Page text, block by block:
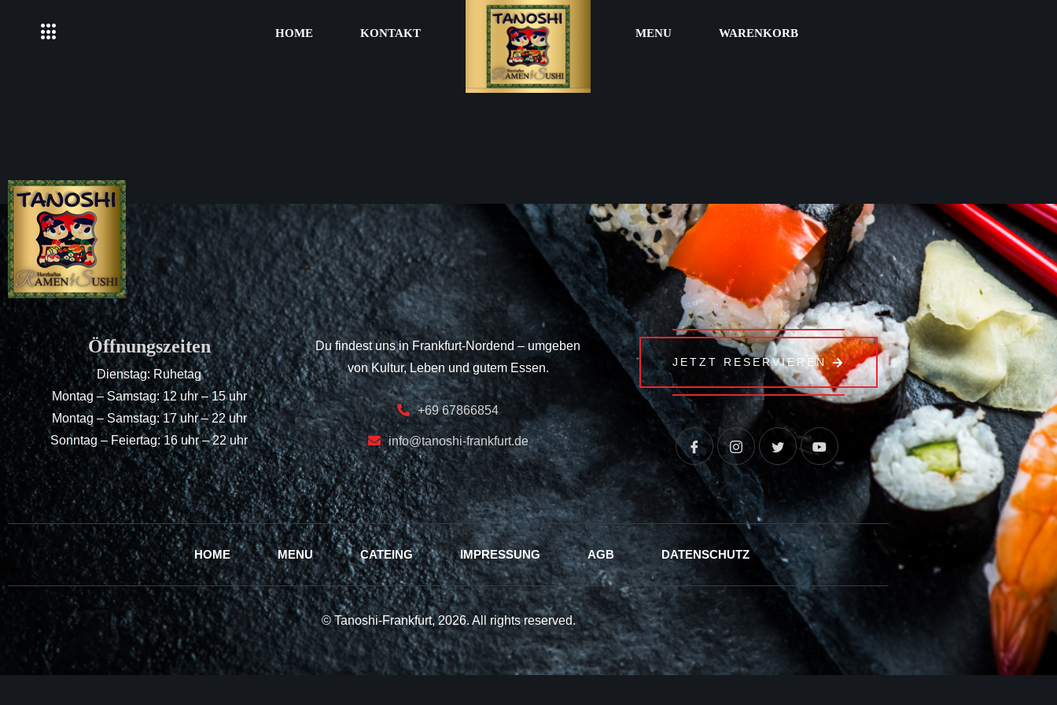
HOME KONTAKT MENU WARENKORB
Öffnungszeiten
Dienstag: Ruhetag
Montag – Samstag: 12 uhr – 15 uhr
Montag – Samstag: 17 uhr – 22 uhr
Sonntag – Feiertag: 16 uhr – 22 uhr
Du findest uns in Frankfurt-Nordend – umgeben
von Kultur, Leben und gutem Essen.
+69 67866854
info@tanoshi-frankfurt.de
JETZT RESERVIEREN
HOME MENU CATEING IMPRESSUNG AGB DATENSCHUTZ
© Tanoshi-Frankfurt, 2026. All rights reserved.